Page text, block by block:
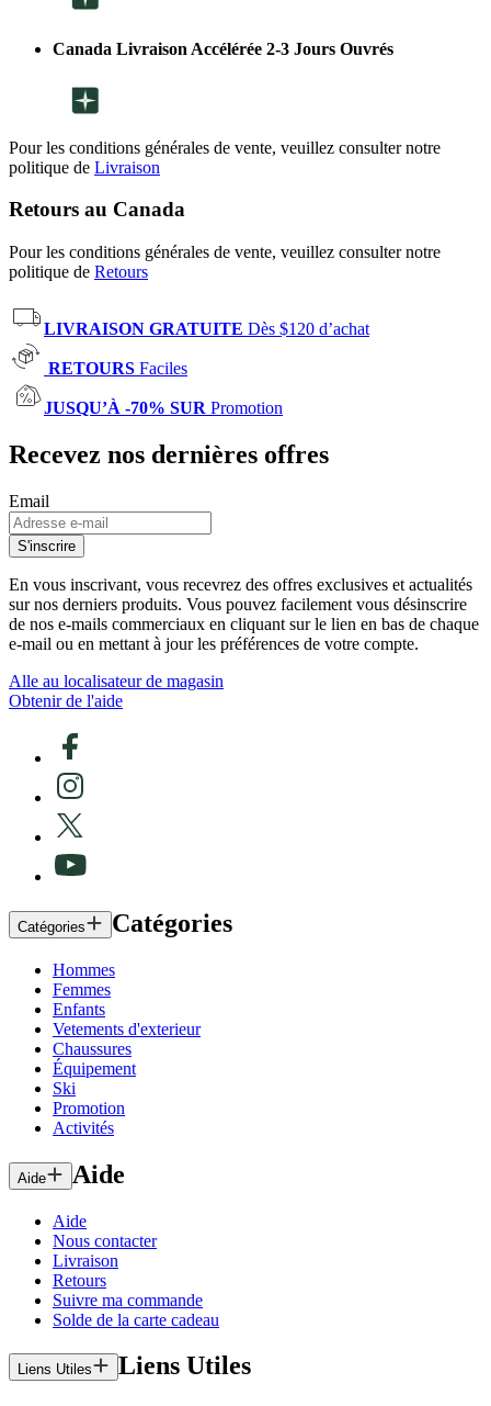
Canada Livraison Accélérée 2-3 Jours Ouvrés
Pour les conditions générales de vente, veuillez consulter notre
politique de Livraison
Retours au Canada
Pour les conditions générales de vente, veuillez consulter notre
politique de Retours
LIVRAISON GRATUITE Dès $120 d’achat
RETOURS Faciles
JUSQU’À -70% SUR Promotion
Recevez nos dernières offres
Email
S'inscrire
En vous inscrivant, vous recevrez des offres exclusives et actualités
sur nos derniers produits. Vous pouvez facilement vous désinscrire
de nos e-mails commerciaux en cliquant sur le lien en bas de chaque
e-mail ou en mettant à jour les préférences de votre compte.
Alle au localisateur de magasin
Obtenir de l'aide
Catégories Catégories
Hommes
Femmes
Enfants
Vetements d'exterieur
Chaussures
Équipement
Ski
Promotion
Activités
Aide Aide
Aide
Nous contacter
Livraison
Retours
Suivre ma commande
Solde de la carte cadeau
Liens Utiles Liens Utiles